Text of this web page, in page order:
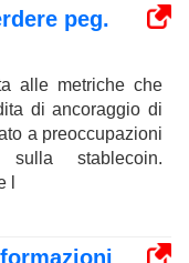
peg.
alle metriche che
di ancoraggio di
a preoccupazioni
stablecoin.
l